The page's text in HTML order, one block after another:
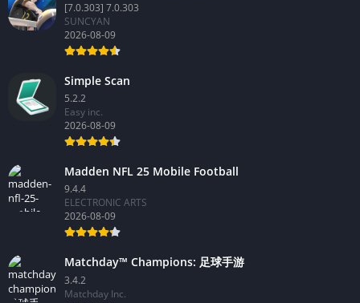
[7.0.303] 7.0.303
SUNCYAN
2026-08-09
Simple Scan
5.2.2
Easy inc.
2026-08-09
Madden NFL 25 Mobile Football
9.4.4
ELECTRONIC ARTS
2026-08-09
Matchday™ Champions: 足球手游
3.4.2
Matchday Inc.